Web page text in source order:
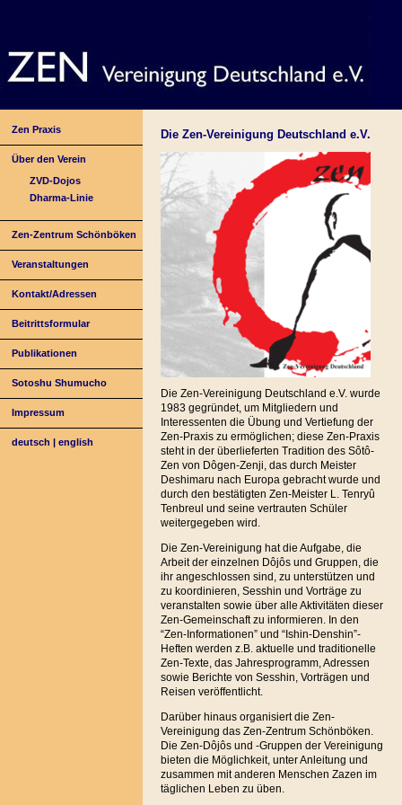
Zen Praxis
Über den Verein
ZVD-Dojos
Dharma-Linie
Zen-Zentrum Schönböken
Veranstaltungen
Kontakt/Adressen
Beitrittsformular
Publikationen
Sotoshu Shumucho
Impressum
deutsch |english
Die Zen-Vereinigung Deutschland e.V.
Die Zen-Vereinigung Deutschland e.V. wurde
1983 gegründet, um Mitgliedern und
Interessenten die Übung und Vertiefung der
Zen-Praxis zu ermöglichen; diese Zen-Praxis
steht in der überlieferten Tradition des Sôtô-
Zen von Dôgen-Zenji, das durch Meister
Deshimaru nach Europa gebracht wurde und
durch den bestätigten Zen-Meister L. Tenryû
Tenbreul und seine vertrauten Schüler
weitergegeben wird.
Die Zen-Vereinigung hat die Aufgabe, die
Arbeit der einzelnen Dôjôs und Gruppen, die
ihr angeschlossen sind, zu unterstützen und
zu koordinieren, Sesshin und Vorträge zu
veranstalten sowie über alle Aktivitäten dieser
Zen-Gemeinschaft zu informieren. In den
“Zen-Informationen” und “Ishin-Denshin”-
Heften werden z.B. aktuelle und traditionelle
Zen-Texte, das Jahresprogramm, Adressen
sowie Berichte von Sesshin, Vorträgen und
Reisen veröffentlicht.
Darüber hinaus organisiert die Zen-
Vereinigung das Zen-Zentrum Schönböken.
Die Zen-Dôjôs und -Gruppen der Vereinigung
bieten die Möglichkeit, unter Anleitung und
zusammen mit anderen Menschen Zazen im
täglichen Leben zu üben.